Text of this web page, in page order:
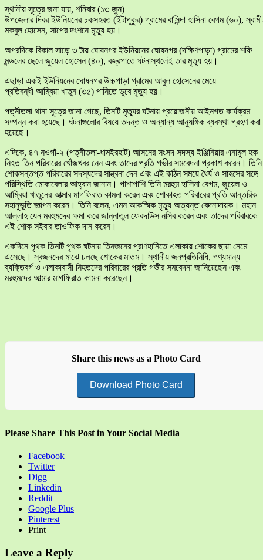
স্থানীয় সূত্রে জনা যায়, শনিবার (১৩ জুন)
উপজেলার দিবর ইউনিয়নের চকসহবত (ইটাপুকুর) গ্রামের বাসিন্দা হাসিনা বেগম (৬০),
মকবুল হোসেন, সাপের দংশনে মৃত্যু হয়।
অপরদিকে বিকাল সাড়ে ৩ টায় ঘোষনগর ইউনিয়নের ঘোষনগর (দক্ষিণপাড়া) গ্রামের শফি
মন্ডলের ছেলে জুয়েল হোসেন (৪০), বজ্রপাতে ঘটনাস্থলেই তার মৃত্যু হয়।
এছাড়া একই ইউনিয়নের ঘোষনগর উচ্চপাড়া গ্রামের আবুল হোসেনের মেয়ে
প্রতিবন্ধী আম্বিয়া খাতুন (৩৫) পানিতে ডুবে মৃত্যু হয়।
পত্নীতলা থানা সূত্রে জানা গেছে, তিনটি মৃত্যুর ঘটনায় প্রয়োজনীয় আইনগত কার্যক্রম
সম্পন্ন করা হয়েছে। ঘটনাগুলোর বিষয়ে তদন্ত ও অন্যান্য আনুষঙ্গিক ব্যবস্থা গ্রহণ করা
হয়েছে।
এদিকে, ৪৭ নওগাঁ-২ (পত্নীতলা-ধামইরহাট) আসনের সংসদ সদস্য ইঞ্জিনিয়ার এনামুল হক
নিহত তিন পরিবারের খোঁজখবর নেন এবং তাদের প্রতি গভীর সমবেদনা প্রকাশ করেন। তিনি
শোকসন্তপ্ত পরিবারের সদস্যদের সান্ত্বনা দেন এবং এই কঠিন সময়ে ধৈর্য ও সাহসের সঙ্গে
পরিস্থিতি মোকাবেলার আহ্বান জানান। পাশাপাশি তিনি মরহুম হাসিনা বেগম, জুয়েল ও
আম্বিয়া খাতুনের আত্মার মাগফিরাত কামনা করেন এবং শোকাহত পরিবারের প্রতি আন্তরিক
সহানুভূতি জ্ঞাপন করেন। তিনি বলেন, এমন আকস্মিক মৃত্যু অত্যন্ত বেদনাদায়ক। মহান
আল্লাহ যেন মরহুমদের ক্ষমা করে জান্নাতুল ফেরদাউস নসিব করেন এবং তাদের পরিবারকে
এই শোক সইবার তাওফিক দান করেন।
একদিনে পৃথক তিনটি পৃথক ঘটনায় তিনজনের প্রাণহানিতে এলাকায় শোকের ছায়া নেমে
এসেছে। স্বজনদের মাঝে চলছে শোকের মাতম। স্থানীয় জনপ্রতিনিধি, গণ্যমান্য
ব্যক্তিবর্গ ও এলাকাবাসী নিহতদের পরিবারের প্রতি গভীর সমবেদনা জানিয়েছেন এবং
মরহুমদের আত্মার মাগফিরাত কামনা করেছেন।
Share this news as a Photo Card
Download Photo Card
Please Share This Post in Your Social Media
Facebook
Twitter
Digg
Linkedin
Reddit
Google Plus
Pinterest
Print
Leave a Reply